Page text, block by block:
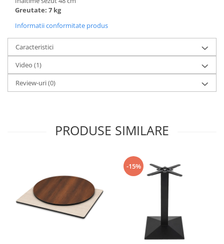
Greutate: 7 kg
Informatii conformitate produs
Caracteristici
Video (1)
Review-uri(0)
PRODUSE SIMILARE
-15%